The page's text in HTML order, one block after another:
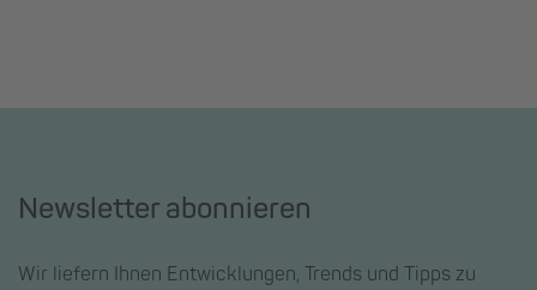
Newsletter abonnieren
Wir liefern Ihnen Entwicklungen, Trends und Tipps zu